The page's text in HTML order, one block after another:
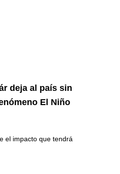
deja al país sin
El Niño
el impacto que tendrá